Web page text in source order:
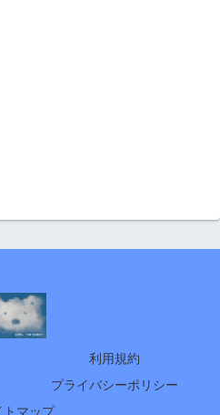
利用規約
プライバシーポリシー
トマップ